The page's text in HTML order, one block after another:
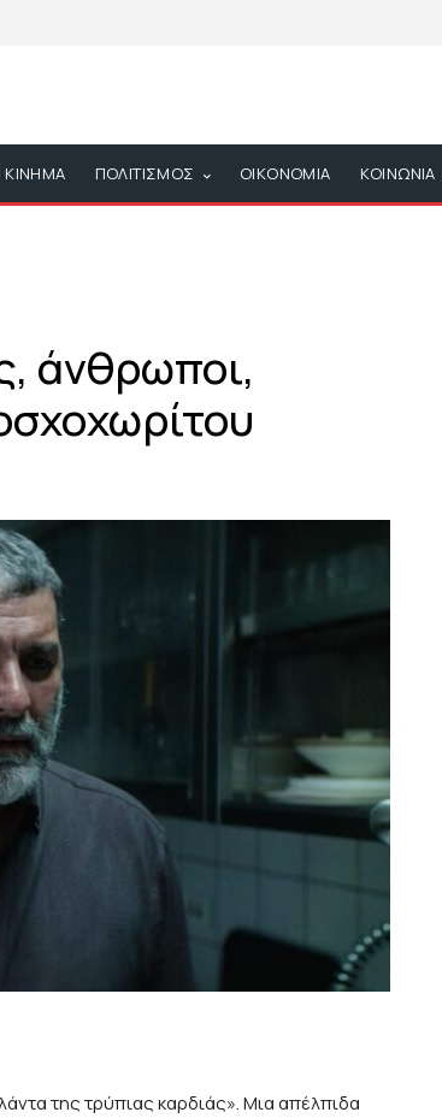
ΚΙΝΗΜΑ ΠΟΛΙΤΙΣΜΟΣ ΟΙΚΟΝΟΜΙΑ ΚΟΙΝΩΝΙΑ
άνθρωποι,
της τρύπιας καρδιάς». Μια απέλπιδα